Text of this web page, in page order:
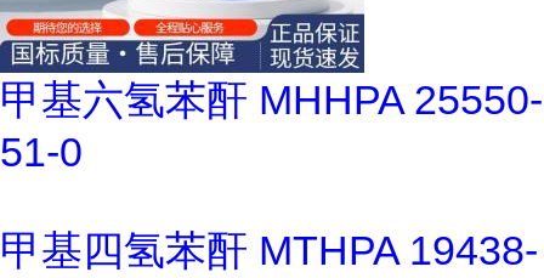
甲基六氢苯酐 MHHPA 25550-
51-0
甲基四氢苯酐 MTHPA 19438-